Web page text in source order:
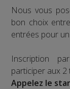
Nous vous
bon choix
entrées pour
Inscription
participer aux
Appelez le